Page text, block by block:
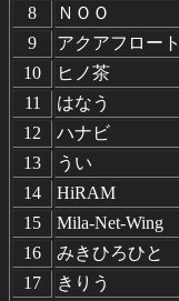
8
ＮＯＯ
9
アクアフロート
10
ヒノ茶
11
はなう
12
ハナビ
13
うい
14
HiRAM
15
Mila-Net-Wing
16
みきひろひと
17
きりう